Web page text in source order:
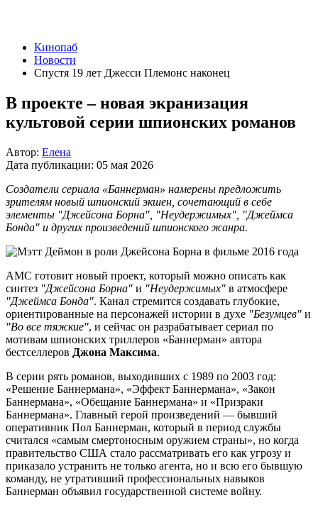
Кинопаб
Новости
Спустя 19 лет Джесси Племонс наконец
В проекте – новая экранизация
культовой серии шпионских романов
Автор: Елена
Дата публикации: 05 мая 2026
Создатели сериала «Баннерман» намерены предложить
зрителям новый шпионский экшен, сочетающий в себе
элементы "Джейсона Борна", "Неудержимых", "Джеймса
Бонда" и других произведений шпионского жанра.
AMC готовит новый проект, который можно описать как
синтез "Джейсона Борна" и "Неудержимых" в атмосфере
"Джеймса Бонда". Канал стремится создавать глубокие,
ориентированные на персонажей истории в духе "Безумцев" и
"Во все тяжкие", и сейчас он разрабатывает сериал по
мотивам шпионских триллеров «Баннерман» автора
бестселлеров Джона Максима.
В серии рять романов, выходивших с 1989 по 2003 год:
«Решение Баннермана», «Эффект Баннермана», «Закон
Баннермана», «Обещание Баннермана» и «Призраки
Баннермана». Главный герой произведений — бывший
оперативник Пол Баннерман, который в период службы
считался «самым смертоносным оружием страны», но когда
правительство США стало рассматривать его как угрозу и
приказало устранить не только агента, но и всю его бывшую
команду, не утративший профессиональных навыков
Баннерман объявил государственной системе войну.